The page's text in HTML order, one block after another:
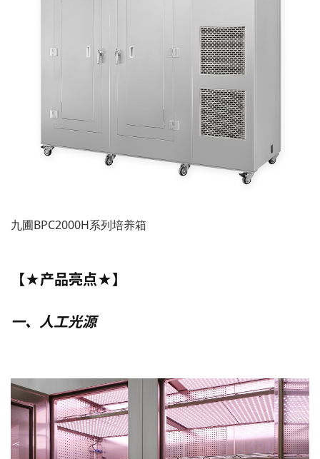
九圃BPC2000H系列培养箱
【★产品亮点★】
一、人工光源